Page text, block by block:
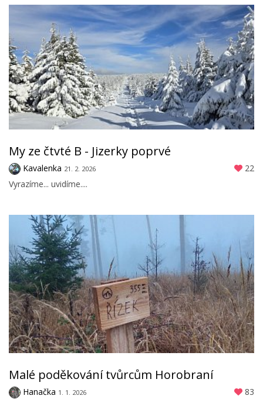
My ze čtvté B - Jizerky poprvé
Kavalenka 21. 2. 2026
22
Vyrazíme... uvidíme....
Malé poděkování tvůrcům Horobraní
Hanačka 1. 1. 2026
83